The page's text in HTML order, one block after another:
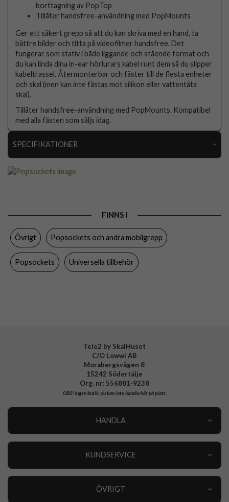
borttagning av PopTop
Tillåter handsfree-användning med PopMounts
Ger ett säkert grepp så att du kan skriva med en hand, ta
bättre bilder och titta på videofilmer handsfree. Det
fungerar som stativ i både liggande och stående format och
du kan linda dina in-ear hörlurars kabel runt dem så du slipper
kabeltrassel. Återmonterbar och fäster till de flesta enheter
och skal (men kan inte fästas mot silikon eller vattentäta
skal).
Tillåter handsfree-användning med PopMounts. Kompatibel
med alla fästen som säljs idag.
SPECIFIKATIONER
Material
Varumärke
Tillverkarens art nr
FINNS I
Övrigt Popsockets och andra mobilgrepp
Popsockets Universella tillbehör
Tele2 by SkalHuset
C/O Lowwi AB
Morabergsvägen 8
15242 Södertälje
Org. nr: 556881-9238
OBS!Ingen butik, du kan inte handla här på plats
HANDLA
KUNDSERVICE
ÖVRIGT